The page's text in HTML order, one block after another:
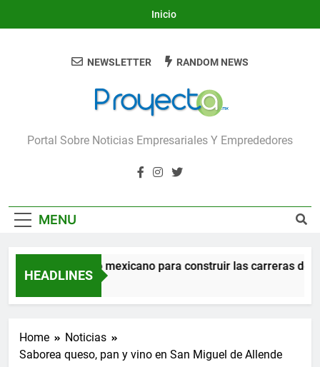
Inicio
Proyecta
Portal Sobre Noticias Empresariales Y Emprededores
NEWSLETTER RANDOM NEWS
MENU
HEADLINES
en el talento mexicano para construir las carreras del
Home
Noticias
Saborea queso, pan y vino en San Miguel de Allende